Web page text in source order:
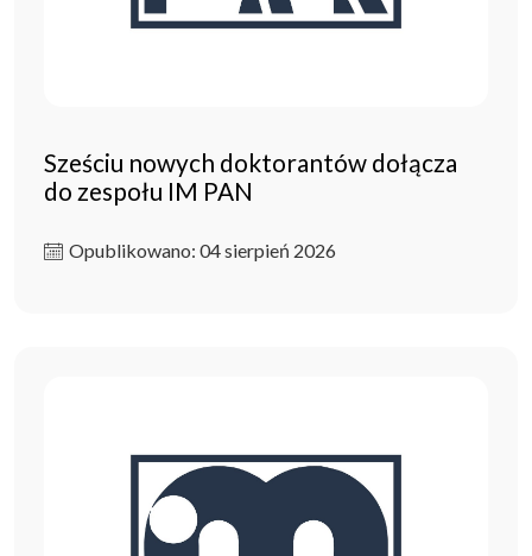
Sześciu nowych doktorantów dołącza
do zespołu IM PAN
Opublikowano: 04 sierpień 2026